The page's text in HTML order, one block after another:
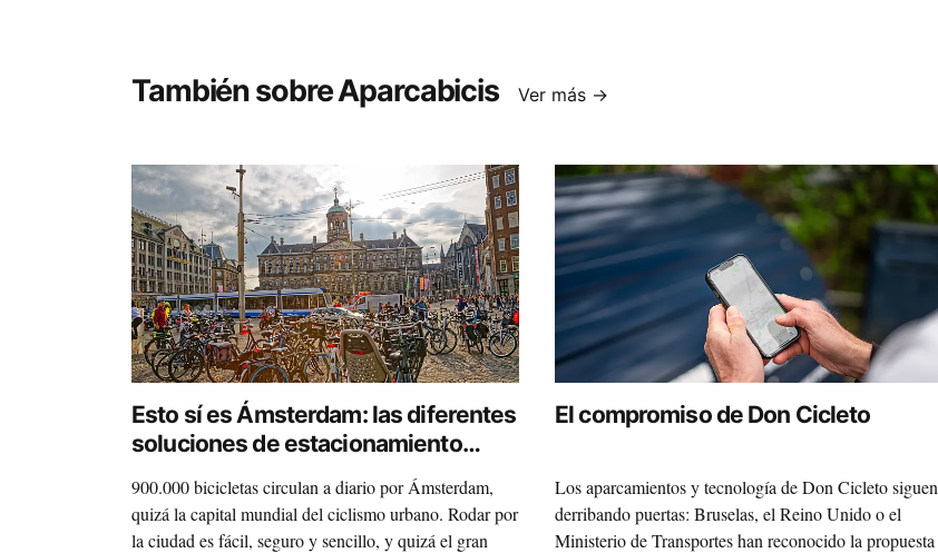
También sobre Aparcabicis Ver más →
Esto sí es Ámsterdam: las diferentes
soluciones de estacionamiento
900.000 bicicletas circulan a diario por Ámsterdam,
quizá la capital mundial del ciclismo urbano. Rodar por
la ciudad es fácil, seguro y sencillo, y quizá el gran
El compromiso de Don Cicleto
Los aparcamientos y tecnología de Don Cicleto siguen
derribando puertas: Bruselas, el Reino Unido o el
Ministerio de Transportes han reconocido la propuesta